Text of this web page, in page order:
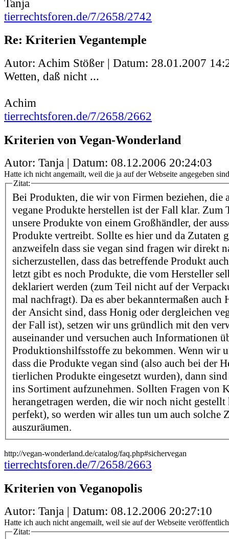
Tanja
tierrechtsforen.de/7/2658/2742
Re: Kriterien Vegantemple
Autor: Achim Stößer | Datum: 28.01.2007
Wetten, daß nicht ...
Achim
tierrechtsforen.de/7/2658/2662
Kriterien von Vegan-Wonderland
Autor: Tanja | Datum: 08.12.2006 20:24:03
Hatte ich nicht angemailt, weil die ja auf der Webseite angegeben
Zitat:
Bei Produkten, die wir von Firmen beziehen, die
vegane Produkte herstellen ist der Fall klar. Zum
unsere Produkte von einem Großhändler, der
Produkte vertreibt. Sollte es hier und da Zutaten
anzweifeln dass sie vegan sind fragen wir direkt
sicherzustellen, dass das betreffende Produkt
letzt gibt es noch Produkte, die vom Hersteller
deklariert werden (zum Teil nicht auf der
mal nachfragt). Da es aber bekanntermaßen auch
der Ansicht sind, dass Honig oder dergleichen
der Fall ist), setzen wir uns gründlich mit den
auseinander und versuchen auch Informationen
Produktionshilfsstoffe zu bekommen. Wenn wir
dass die Produkte vegan sind (also auch bei der
tierlichen Produkte eingesetzt wurden), dann
ins Sortiment aufzunehmen. Sollten Fragen von
herangetragen werden, die wir noch nicht gestellt
perfekt), so werden wir alles tun um auch solche
auszuräumen.
http://vegan-wonderland.de/catalog/faq.php#sichervegan
tierrechtsforen.de/7/2658/2663
Kriterien von Veganopolis
Autor: Tanja | Datum: 08.12.2006 20:27:10
Hatte ich auch nicht angemailt, weil sie auf der Webseite
Zitat: